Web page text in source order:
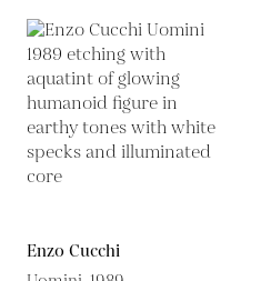
Enzo Cucchi